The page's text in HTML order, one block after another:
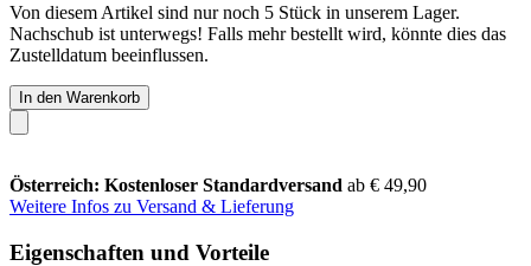
Von diesem Artikel sind nur noch 5 Stück in unserem Lager.
Nachschub ist unterwegs! Falls mehr bestellt wird, könnte dies das
Zustelldatum beeinflussen.
In den Warenkorb
Österreich: Kostenloser Standardversand ab € 49,90
Weitere Infos zu Versand & Lieferung
Eigenschaften und Vorteile